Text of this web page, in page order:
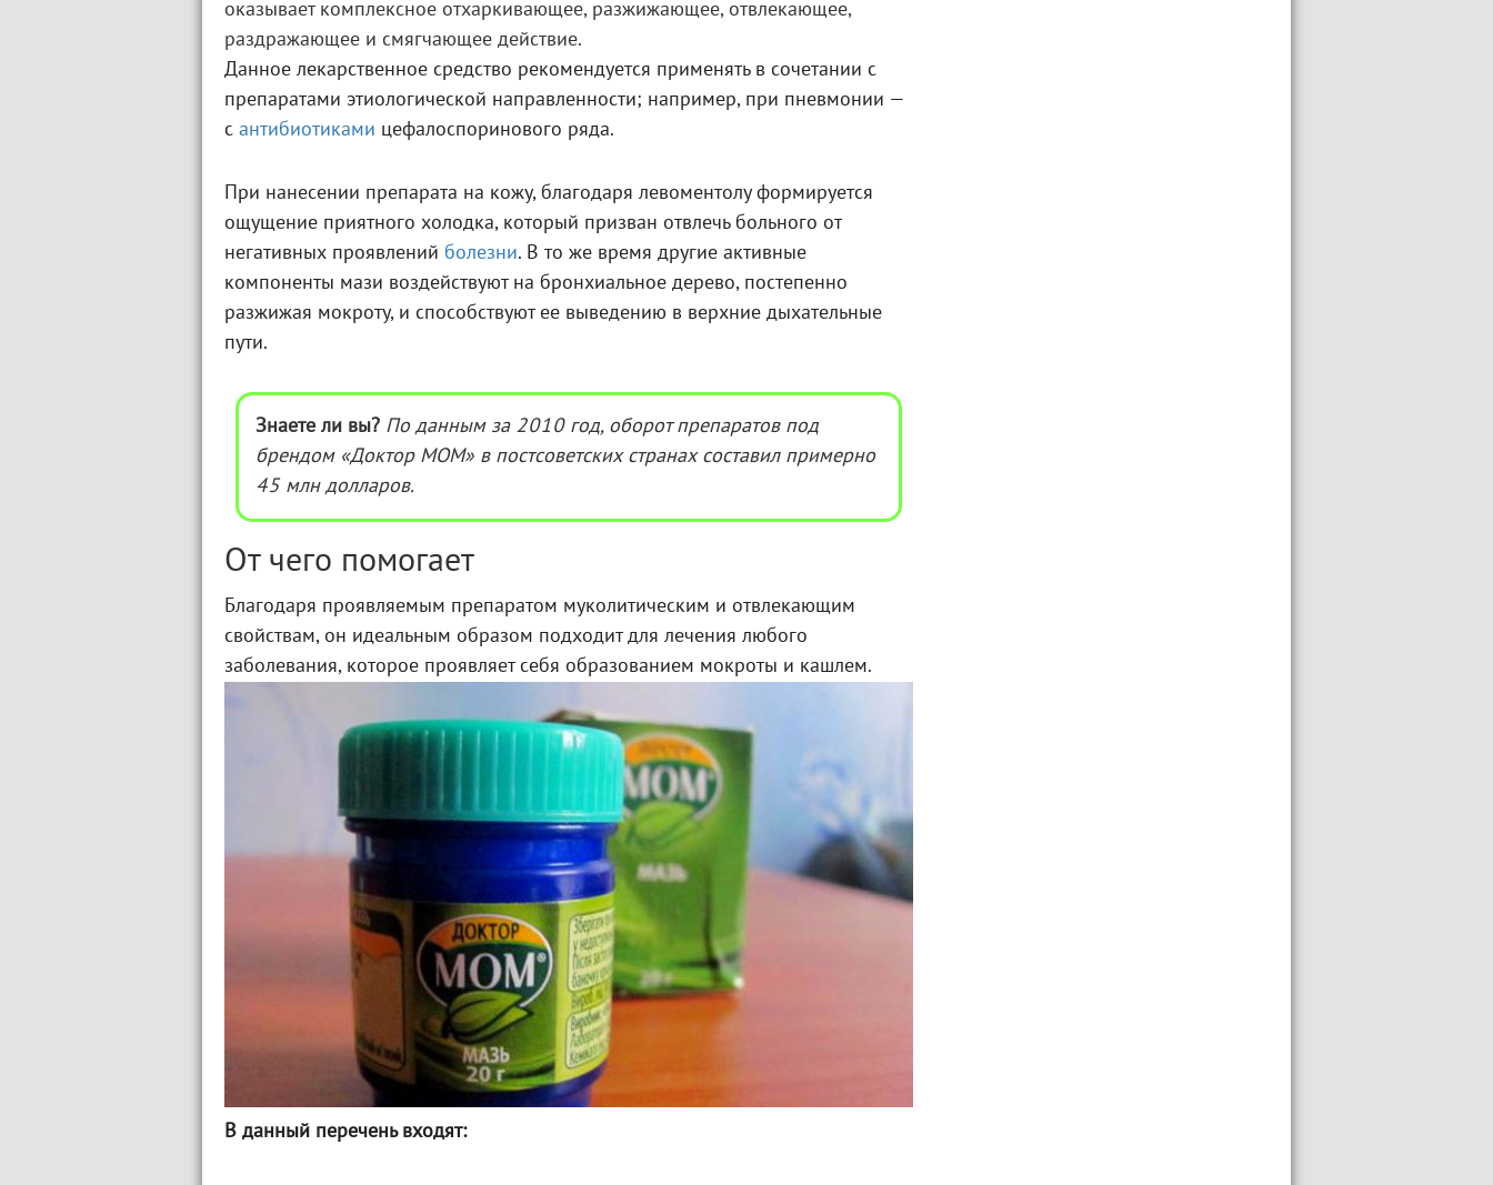
оказывает комплексное отхаркивающее, разжижающее, отвлекающее,
раздражающее и смягчающее действие.
Данное лекарственное средство рекомендуется применять в сочетании с
препаратами этиологической направленности; например, при пневмонии —
с антибиотиками цефалоспоринового ряда.
При нанесении препарата на кожу, благодаря левоментолу формируется
ощущение приятного холодка, который призван отвлечь больного от
негативных проявлений болезни. В то же время другие активные
компоненты мази воздействуют на бронхиальное дерево, постепенно
разжижая мокроту, и способствуют ее выведению в верхние дыхательные
пути.
Знаете ли вы? По данным за 2010 год, оборот препаратов под
брендом «Доктор МОМ» в постсоветских странах составил примерно
45 млн долларов.
От чего помогает
Благодаря проявляемым препаратом муколитическим и отвлекающим
свойствам, он идеальным образом подходит для лечения любого
заболевания, которое проявляет себя образованием мокроты и кашлем.
В данный перечень входят: